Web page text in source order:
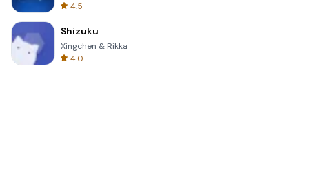
4.5
Shizuku
Xingchen & Rikka
4.0